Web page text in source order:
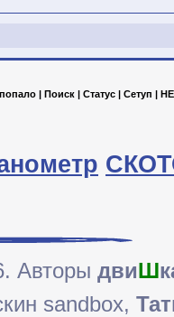
| Поиск | Статус | Сетуп |
Авторы двиШ
sandbox,